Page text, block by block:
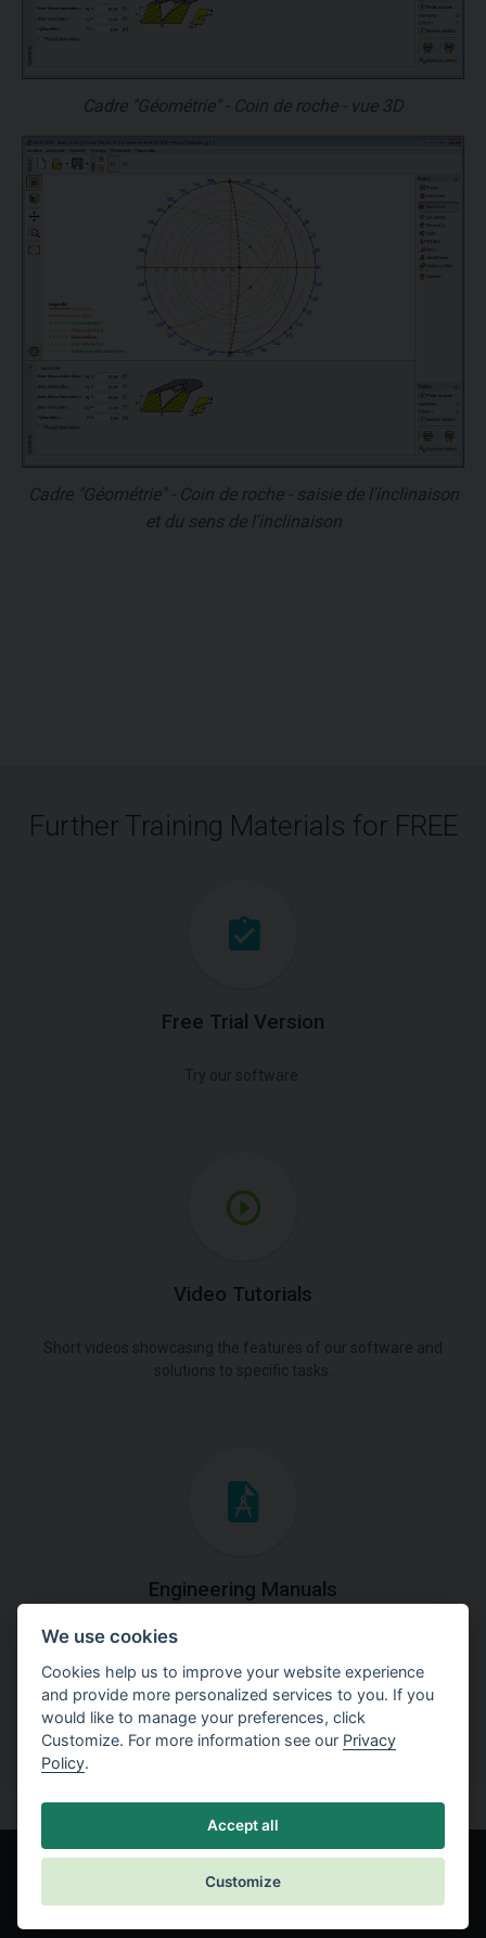
Cadre "Géométrie" - Coin de roche - vue 3D
Cadre "Géométrie" - Coin de roche - saisie de l'inclinaison
et du sens de l'inclinaison
Further Training Materials for FREE
Free Trial Version
Video Tutorials
Engineering Manuals
Step by steps guides on how
to solve a specific tasks.
We use cookies
Cookies help us to improve your website experience
and provide more personalized services to you. If you
would like to manage your preferences, click
Customize. For more information see our Privacy
Policy.
Accept all
Customize